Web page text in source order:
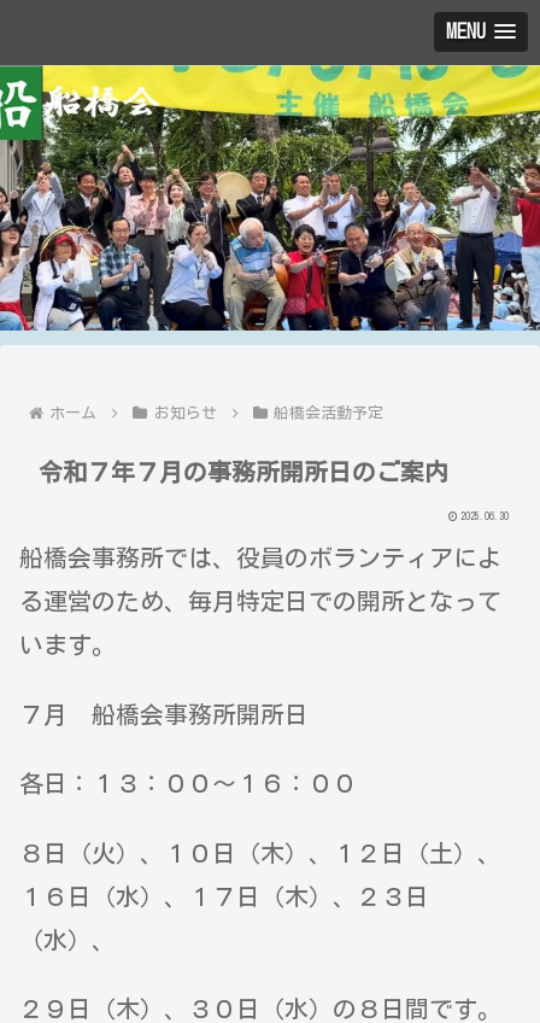
MENU
ホーム お知らせ 船橋会活動予定
令和７年７月の事務所開所日のご案内
2025.06.30
船橋会事務所では、役員のボランティアによ
る運営のため、毎月特定日での開所となって
います。
７月 船橋会事務所開所日
各日：１３：００～１６：００
８日（火）、１０日（木）、１２日（土）、
１６日（水）、１７日（木）、２３日
（水）、
２９日（木）、３０日（水）の８日間です。